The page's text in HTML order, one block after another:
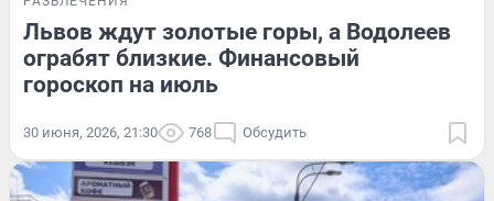
Львов ждут золотые горы, а Водолеев
ограбят близкие. Финансовый
гороскоп на июль
30 июня, 2026, 21:30 768 Обсудить